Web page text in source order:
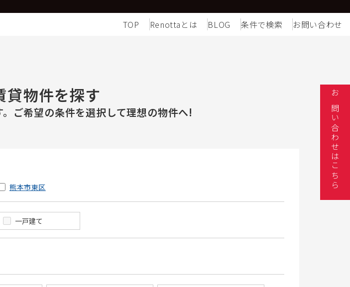
TOP Renottaとは BLOG 条件で検索 お問い合わせ
貸物件を探す
ご希望の条件を選択して理想の物件へ!
熊本市東区
一戸建て
お問い合わせはこちら